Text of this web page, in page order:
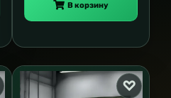
В корзину